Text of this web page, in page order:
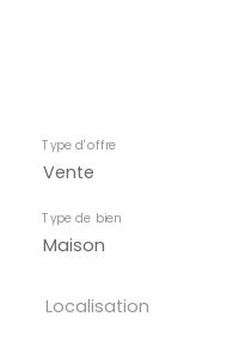
Vente
Type d'offre
Maison
Type de bien
Localisation